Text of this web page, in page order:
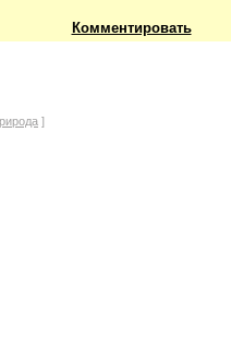
Комментировать
]